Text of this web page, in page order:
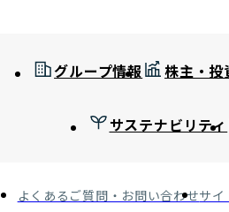
グループ情報 株主・投
サステナビリティ
よくあるご質問・お問い合わせサイ